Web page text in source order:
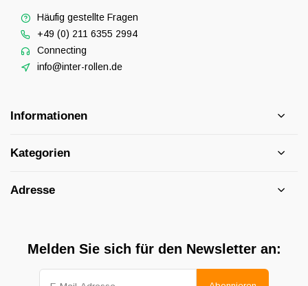
Häufig gestellte Fragen
+49 (0) 211 6355 2994
Connecting
info@inter-rollen.de
Informationen
Kategorien
Adresse
Melden Sie sich für den Newsletter an: